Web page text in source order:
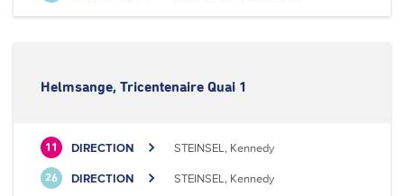
Helmsange, Tricentenaire Quai 1
11 DIRECTION STEINSEL, Kennedy
26 DIRECTION STEINSEL, Kennedy